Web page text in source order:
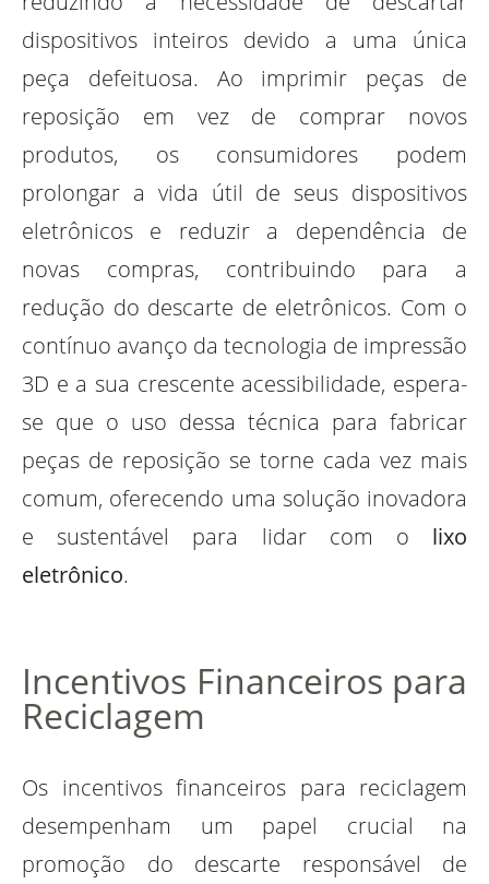
dispositivos inteiros devido a uma única
peça defeituosa. Ao imprimir peças de
reposição em vez de comprar novos
produtos, os consumidores podem
prolongar a vida útil de seus dispositivos
eletrônicos e reduzir a dependência de
novas compras, contribuindo para a
redução do descarte de eletrônicos. Com o
contínuo avanço da tecnologia de impressão
3D e a sua crescente acessibilidade, espera-
se que o uso dessa técnica para fabricar
peças de reposição se torne cada vez mais
comum, oferecendo uma solução inovadora
e sustentável para lidar com o lixo
eletrônico.
Incentivos Financeiros para
Reciclagem
Os incentivos financeiros para reciclagem
desempenham um papel crucial na
promoção do descarte responsável de